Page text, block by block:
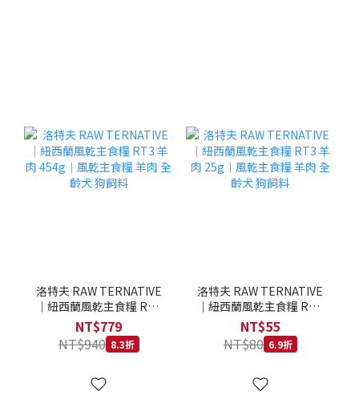
洛特夫 RAW TERNATIVE
｜紐西蘭風乾主食糧 RT3
羊肉 454g｜風乾主食糧 羊
肉 全齡犬 狗飼料
NT$779
NT$940 8.3折
洛特夫 RAW TERNATIVE
｜紐西蘭風乾主食糧 RT3
羊肉 25g｜風乾主食糧 羊
肉 全齡犬 狗飼料
NT$55
NT$80 6.9折